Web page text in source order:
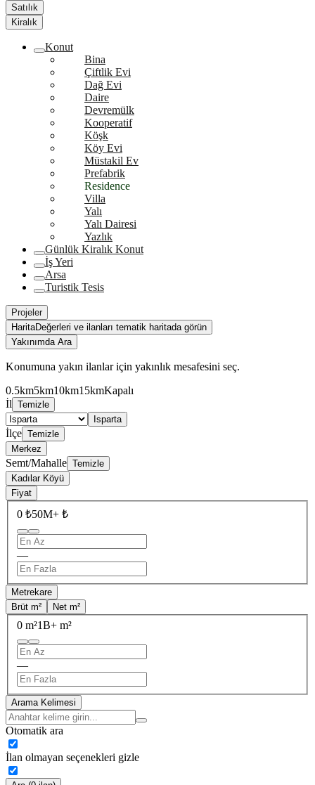
Satılık
Kiralık
Konut
Bina
Çiftlik Evi
Dağ Evi
Daire
Devremülk
Kooperatif
Köşk
Köy Evi
Müstakil Ev
Prefabrik
Residence
Villa
Yalı
Yalı Dairesi
Yazlık
Günlük Kiralık Konut
İş Yeri
Arsa
Turistik Tesis
Projeler
HaritaDeğerleri ve ilanları tematik haritada görün
Yakınımda Ara
Konumuna yakın ilanlar için yakınlık mesafesini seç.
0.5km5km10km15kmKapalı
İl Temizle
Isparta
İlçe Temizle
Merkez
Semt/Mahalle Temizle
Kadılar Köyü
Fiyat
0 ₺50M+ ₺
—
Metrekare
Brüt m²
Net m²
0 m²1B+ m²
—
Arama Kelimesi
Otomatik ara
İlan olmayan seçenekleri gizle